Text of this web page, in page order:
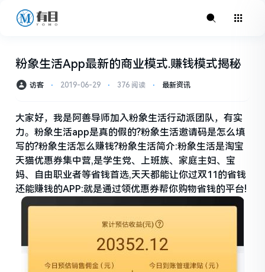
粉象生活App最新的商业模式.赚钱模式揭秘
访客 ⋅ 2019-06-29 ⋅ 376 阅读 ⋅ 最新资讯
大家好，我是阿善导师加入粉象生活行动派团队，有实
力。粉象生活app是真的假的?粉象生活邀请码是怎么填
写的?粉象生活怎么赚钱?粉象生活简介:粉象生活是淘宝
天猫优惠券集中营,是学生党、上班族、家庭主妇、宝
妈、自由职业者等省钱首选,天天都能让你过双11的省钱
还能赚钱的APP:就是通过领优惠券帮你购物省钱的平台!